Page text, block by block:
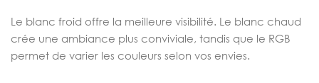
Le blanc froid offre la meilleure visibilité. Le blanc chaud
crée une ambiance plus conviviale, tandis que le RGB
permet de varier les couleurs selon vos envies.